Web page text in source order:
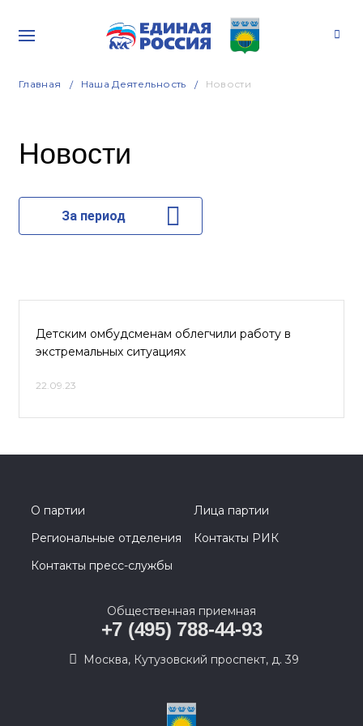
Главная Наша Деятельность Новости
Новости
За период
Детским омбудсменам облегчили работу в
экстремальных ситуациях
22.09.23
О партии
Лица партии
Региональные отделения
Контакты РИК
Контакты пресс-службы
Общественная приемная
+7 (495) 788-44-93
Москва, Кутузовский проспект, д. 39